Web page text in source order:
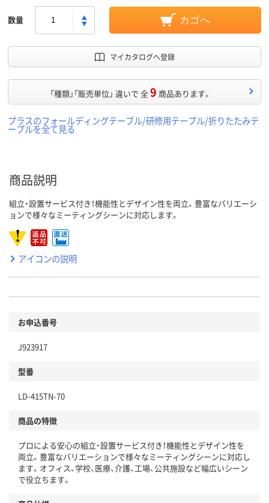
数量 カゴへ
マイカタログへ登録
「種類」「販売単位」 違いで 全9 商品あります。
プラスのフォールディングテーブル/研修用テーブル/折りたたみテ
ーブルを全て見る
商品説明
組立・設置サービス付き！機能性とデザイン性を両立。豊富なバリエーシ
ョンで様々なミーティングシーンに対応します。
アイコンの説明
お申込番号
J923917
型番
LD-415TN-70
商品の特徴
プロによる安心の組立・設置サービス付き！機能性とデザイン性を
両立。豊富なバリエーションで様々なミーティングシーンに対応し
ます。オフィス、学校、医療、介護、工場、公共施設など幅広いシーン
で役立ちます。